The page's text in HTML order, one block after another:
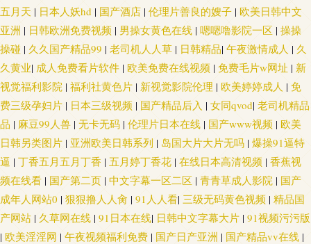
五月天 | 日本人妖hd | 国产酒店 | 伦理片善良的嫂子 | 欧美日韩中文
亚洲 | 日韩欧洲免费视频 | 男操女黄色在线 | 嗯嗯噜影院一区 | 操操
操碰 | 久久国产精品99 | 老司机人人草 | 日韩精品| 午夜激情成人 | 久
久黄业| 成人免费看片软件 | 欧美免费在线视频 | 免费毛片w网址 | 新
视觉福利影院 | 福利社黄色片 | 新视觉影院伦理 | 欧美婷婷成人 | 免
费三级孕妇片 | 日本三级视频 | 国产精品后入 | 女同qvod| 老司机精品
品 | 麻豆99人兽 | 无卡无码 | 伦理片日本在线 | 国产www视频 | 欧美
日韩另类图片 | 亚洲欧美日韩系列 | 岛国大片大片无吗 | 爆操91逼特
逼 | 丁香五月五月丁香 | 五月婷丁香花 | 在线日本高清视频 | 香蕉视
频在线看 | 国产第二页 | 中文字幕一区二区 | 青青草成人影院 | 国产
成年人网站0 | 狠狠撸人人肏 | 91人人看| 三级无码黄色视频 | 精品国
产网站 | 久草网在线 | 91日本在线| 日韩中文字幕大片 | 91视频污污版
| 欧美淫淫网 | 午夜视频福利免费 | 国产日产亚洲 | 国产精品vv在线 |